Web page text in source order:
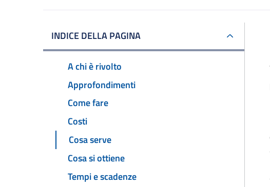
INDICE DELLA PAGINA
A chi è rivolto
Approfondimenti
Come fare
Costi
Cosa serve
Cosa si ottiene
Tempi e scadenze